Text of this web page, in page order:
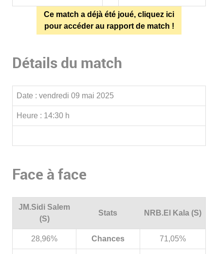
Ce match a déjà été joué, cliquez ici
pour accéder au rapport de match !
Détails du match
Date : vendredi 09 mai 2025
Heure : 14:30 h
Face à face
JM.Sidi Salem
(S)
Stats NRB.El Kala (S)
28,96% Chances 71,05%